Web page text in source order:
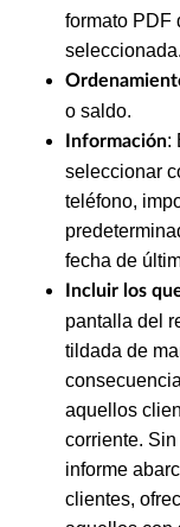
formato PDF
seleccionada.
o saldo.
Información:
seleccionar
teléfono,
fecha de
Incluir los
pantalla del
tildada de
aquellos
corriente.
informe
clientes,